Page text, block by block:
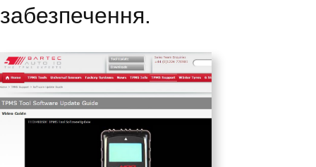
забезпечення.